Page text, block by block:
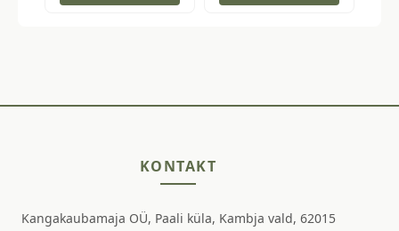
KONTAKT
Kangakaubamaja OÜ, Paali küla, Kambja vald, 62015